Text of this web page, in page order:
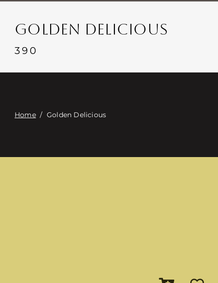
Εκδηλώσεις
Επαφή
GOLDEN DELICIOUS
390
Home/ Golden Delicious